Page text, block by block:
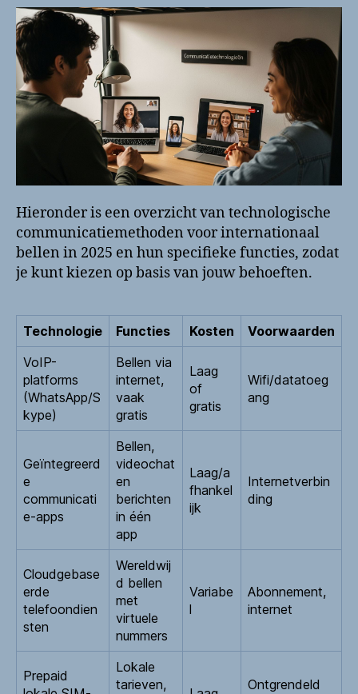
Hieronder is een overzicht van technologische
communicatiemethoden voor internationaal
bellen in 2025 en hun specifieke functies, zodat
je kunt kiezen op basis van jouw behoeften.
Technologie Functies Kosten
Voorwaarden
VoIP-
platforms
(WhatsApp/S
kype)
Bellen via
internet,
vaak
gratis
Laag
of
gratis
Wifi/datatoeg
ang
Geïntegreerd
e
communicati
e-apps
Bellen,
videochat
en
berichten
in één
app
Laag/a
fhankel
ijk
Internetverbin
ding
Cloudgebase
erde
telefoondien
sten
Wereldwij
d bellen
met
virtuele
nummers
Variabe
l
Abonnement,
internet
Prepaid
Lokale
tarieven,
Ontgrendeld